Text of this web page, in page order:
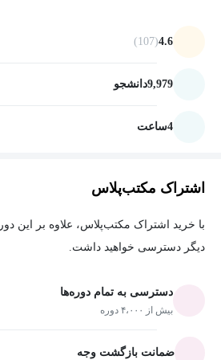
4.6
(107)
9,979دانشجو
4ساعت
اشتراک مکتب‌پلاس
دیگر دسترسی خواهید داشت.
دسترسی به تمام دوره‌ها
بیش از ۴،۰۰۰ دوره
ضمانت بازگشت وجه